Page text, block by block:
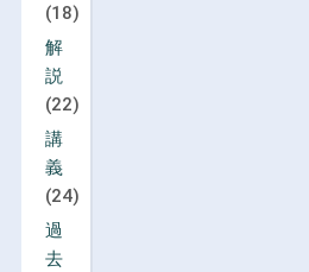
(18)
解
説
(22)
講
義
(24)
過
去